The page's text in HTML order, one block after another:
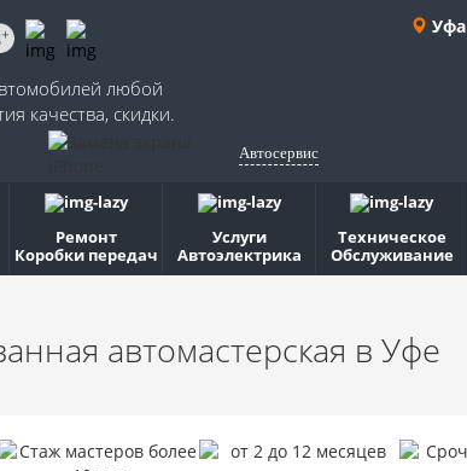
Уфа
любой
качества, скидки.
Автосервис
Ремонт
Коробки передач
Услуги
Автоэлектрика
Техническое
Обслуживание
автомастерская в Уфе